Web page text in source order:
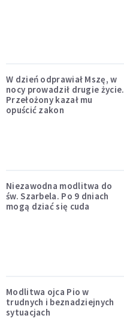
W dzień odprawiał Mszę, w
nocy prowadził drugie życie.
Przełożony kazał mu
opuścić zakon
Niezawodna modlitwa do
św. Szarbela. Po 9 dniach
mogą dziać się cuda
Modlitwa ojca Pio w
trudnych i beznadziejnych
sytuacjach